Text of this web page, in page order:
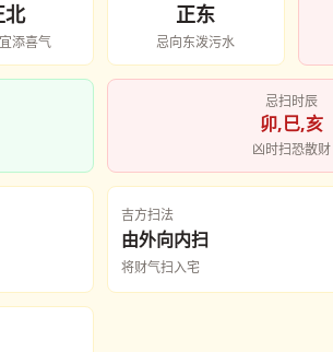
北
添喜气
正东
忌向东泼污水
忌扫时辰
卯,巳,亥
凶时扫恐散财
吉方扫法
由外向内扫
将财气扫入宅